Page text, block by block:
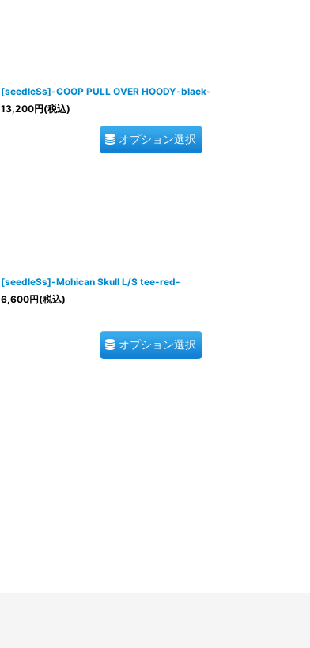
[seedleSs]-COOP PULL OVER HOODY-black-
13,200円(税込)
オプション選択
[seedleSs]-Mohican Skull L/S tee-red-
6,600円(税込)
オプション選択